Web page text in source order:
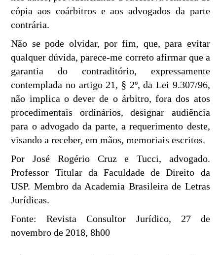
cópia aos coárbitros e aos advogados da parte
contrária.
Não se pode olvidar, por fim, que, para evitar
qualquer dúvida, parece-me correto afirmar que a
garantia do contraditório, expressamente
contemplada no artigo 21, § 2º, da Lei 9.307/96,
não implica o dever de o árbitro, fora dos atos
procedimentais ordinários, designar audiência
para o advogado da parte, a requerimento deste,
visando a receber, em mãos, memoriais escritos.
Por José Rogério Cruz e Tucci, advogado.
Professor Titular da Faculdade de Direito da
USP. Membro da Academia Brasileira de Letras
Jurídicas.
Fonte: Revista Consultor Jurídico, 27 de
novembro de 2018, 8h00